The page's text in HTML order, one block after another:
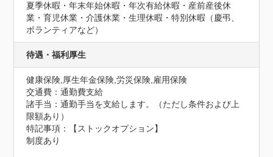
夏季休暇・年末年始休暇・年次有給休暇・産前産後休
業・育児休業・介護休業・生理休暇・特別休暇（慶弔、
ボランティアなど）
待遇・福利厚生
健康保険,厚生年金保険,労災保険,雇用保険
交通費：通勤費支給
諸手当：通勤手当を支給します。（ただし条件および上
限額あり）
特記事項：【ストックオプション】
制度あり